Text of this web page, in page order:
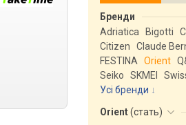
Бренди
Adriatica
Bigotti
Citizen
Claude
FESTINA
Orient
Seiko
SKMEI
Усі бренди
Orient(стать)